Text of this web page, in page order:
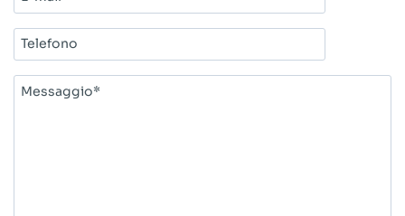
mail*
Telefono
Messaggio*